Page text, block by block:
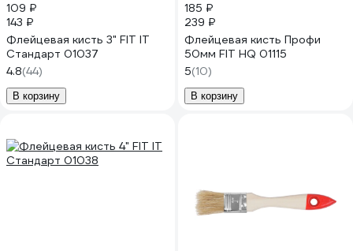
109 ₽
143 ₽
Флейцевая кисть 3" FIT IT
Стандарт 01037
4.8(44)
В корзину
185 ₽
239 ₽
Флейцевая кисть Профи
50мм FIT HQ 01115
5(10)
В корзину